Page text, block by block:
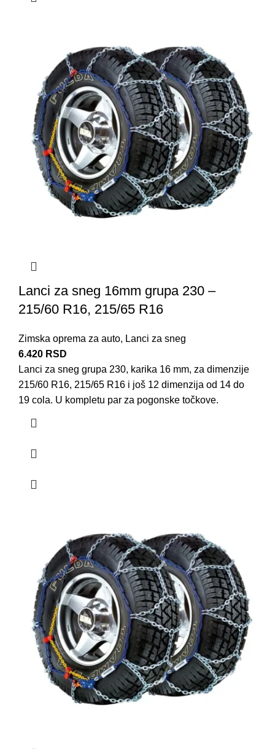
Lanci za sneg 16mm grupa 230 –
215/60 R16, 215/65 R16
Zimska oprema za auto, Lanci za sneg
6.420 RSD
Lanci za sneg grupa 230, karika 16 mm, za dimenzije
215/60 R16, 215/65 R16 i još 12 dimenzija od 14 do
19 cola. U kompletu par za pogonske točkove.